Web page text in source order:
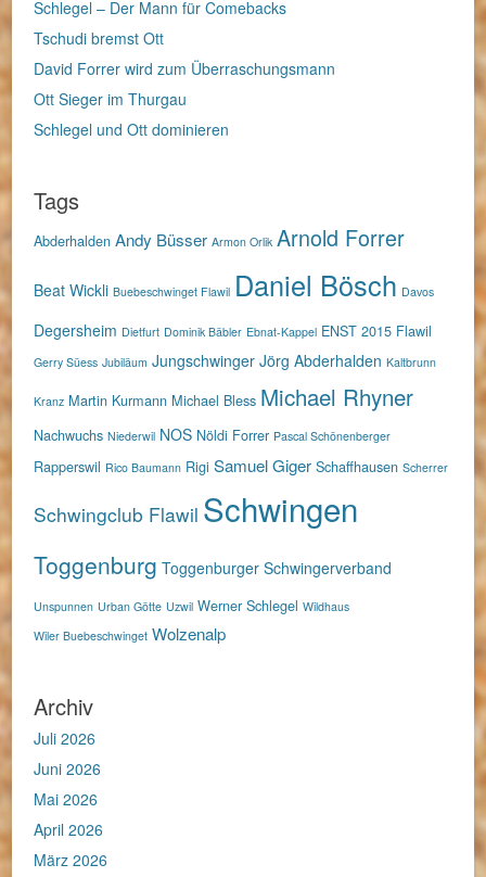
Schlegel – Der Mann für Comebacks
Tschudi bremst Ott
David Forrer wird zum Überraschungsmann
Ott Sieger im Thurgau
Schlegel und Ott dominieren
Tags
Abderhalden Andy Büsser Armon Orlik Arnold Forrer
Beat Wickli Buebeschwinget Flawil Daniel Bösch Davos
Degersheim Dietfurt Dominik Bäbler Ebnat-Kappel ENST 2015 Flawil
Gerry Süess Jubiläum Jungschwinger Jörg Abderhalden Kaltbrunn
Kranz Martin Kurmann Michael Bless Michael Rhyner
Nachwuchs Niederwil NOS Nöldi Forrer Pascal Schönenberger
Rapperswil Rico Baumann Rigi Samuel Giger Schaffhausen Scherrer
Schwingclub Flawil Schwingen
Toggenburg Toggenburger Schwingerverband
Unspunnen Urban Götte Uzwil Werner Schlegel Wildhaus
Wiler Buebeschwinget Wolzenalp
Archiv
Juli 2026
Juni 2026
Mai 2026
April 2026
März 2026